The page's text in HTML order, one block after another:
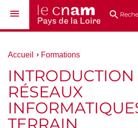
au
directs
Vous
ici :
Accueil Formations
RÉSEAUX
TERRAIN